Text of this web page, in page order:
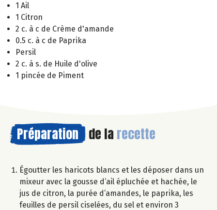
1 Ail
1 Citron
2 c. à c de Crème d'amande
0.5 c. à c de Paprika
Persil
2 c. à s. de Huile d'olive
1 pincée de Piment
Préparation de la recette
Égoutter les haricots blancs et les déposer dans un
mixeur avec la gousse d’ail épluchée et hachée, le
jus de citron, la purée d’amandes, le paprika, les
feuilles de persil ciselées, du sel et environ 3